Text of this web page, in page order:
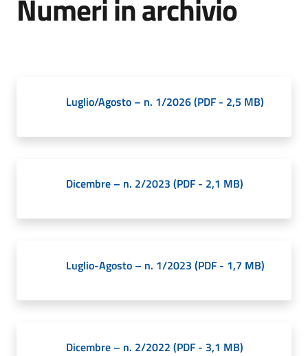
Amministrazione
San
Trasparente
Numeri in archivio
Luglio/Agosto – n. 1/2026(PDF - 2,5 MB)
Dicembre – n. 2/2023 (PDF - 2,1 MB)
Luglio-Agosto – n. 1/2023 (PDF - 1,7 MB)
Dicembre – n. 2/2022 (PDF - 3,1 MB)